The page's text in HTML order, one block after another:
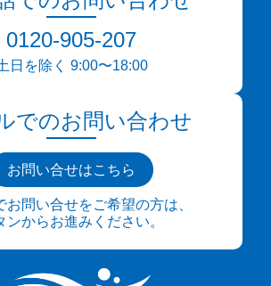
0120-905-207
日を除く 9:00〜18:00
でのお問い合わせ
お問い合せはこちら
お問い合せをご希望の方は、
ンからお進みください。